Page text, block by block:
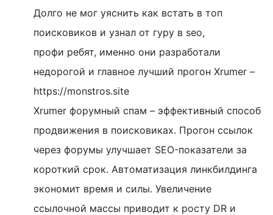
Долго не мог уяснить как встать в топ
поисковиков и узнал от гуру в seo,
профи ребят, именно они разработали
недорогой и главное лучший прогон Xrumer –
https://monstros.site
Xrumer форумный спам – эффективный способ
продвижения в поисковиках. Прогон ссылок
через форумы улучшает SEO-показатели за
короткий срок. Автоматизация линкбилдинга
экономит время и силы. Увеличение
ссылочной массы приводит к росту DR и